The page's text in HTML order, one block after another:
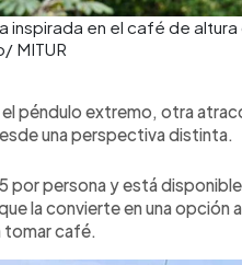
en el café de
MITUR
el péndulo extremo, otra
una perspectiva distinta.
por persona y está
la convierte en una opción
tomar café.